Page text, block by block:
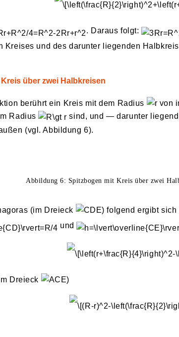
. Daraus folgt:
Kreises und des darunter liegenden
über zwei Halbkreisen
berührt ein Kreis mit dem Radius
von
Radius
sind, und — darunter
(vgl. Abbildung 6).
Abbildung 6: Spitzbogen mit Kreis über zwei
(im Dreieck
) folgend ergibt sich
und
Dreieck )